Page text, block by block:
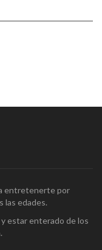
entretenerte por
las edades.
estar enterado de los